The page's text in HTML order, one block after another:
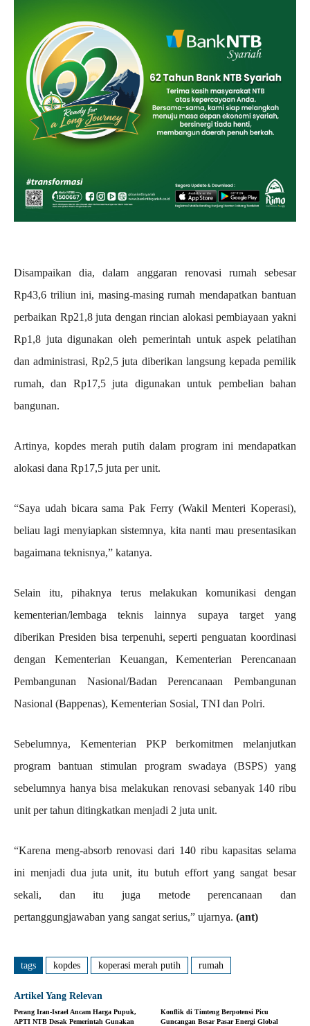
Disampaikan dia, dalam anggaran renovasi rumah sebesar
Rp43,6 triliun ini, masing-masing rumah mendapatkan bantuan
perbaikan Rp21,8 juta dengan rincian alokasi pembiayaan yakni
Rp1,8 juta digunakan oleh pemerintah untuk aspek pelatihan
dan administrasi, Rp2,5 juta diberikan langsung kepada pemilik
rumah, dan Rp17,5 juta digunakan untuk pembelian bahan
bangunan.
Artinya, kopdes merah putih dalam program ini mendapatkan
alokasi dana Rp17,5 juta per unit.
“Saya udah bicara sama Pak Ferry (Wakil Menteri Koperasi),
beliau lagi menyiapkan sistemnya, kita nanti mau presentasikan
bagaimana teknisnya,” katanya.
Selain itu, pihaknya terus melakukan komunikasi dengan
kementerian/lembaga teknis lainnya supaya target yang
diberikan Presiden bisa terpenuhi, seperti penguatan koordinasi
dengan Kementerian Keuangan, Kementerian Perencanaan
Pembangunan Nasional/Badan Perencanaan Pembangunan
Nasional (Bappenas), Kementerian Sosial, TNI dan Polri.
Sebelumnya, Kementerian PKP berkomitmen melanjutkan
program bantuan stimulan program swadaya (BSPS) yang
sebelumnya hanya bisa melakukan renovasi sebanyak 140 ribu
unit per tahun ditingkatkan menjadi 2 juta unit.
“Karena meng-absorb renovasi dari 140 ribu kapasitas selama
ini menjadi dua juta unit, itu butuh effort yang sangat besar
sekali, dan itu juga metode perencanaan dan
pertanggungjawaban yang sangat serius,” ujarnya. (ant)
tags kopdes koperasi merah putih rumah
Artikel Yang Relevan
Perang Iran-Israel Ancam Harga Pupuk,
APTI NTB Desak Pemerintah Gunakan
Konflik di Timteng Berpotensi Picu
Guncangan Besar Pasar Energi Global